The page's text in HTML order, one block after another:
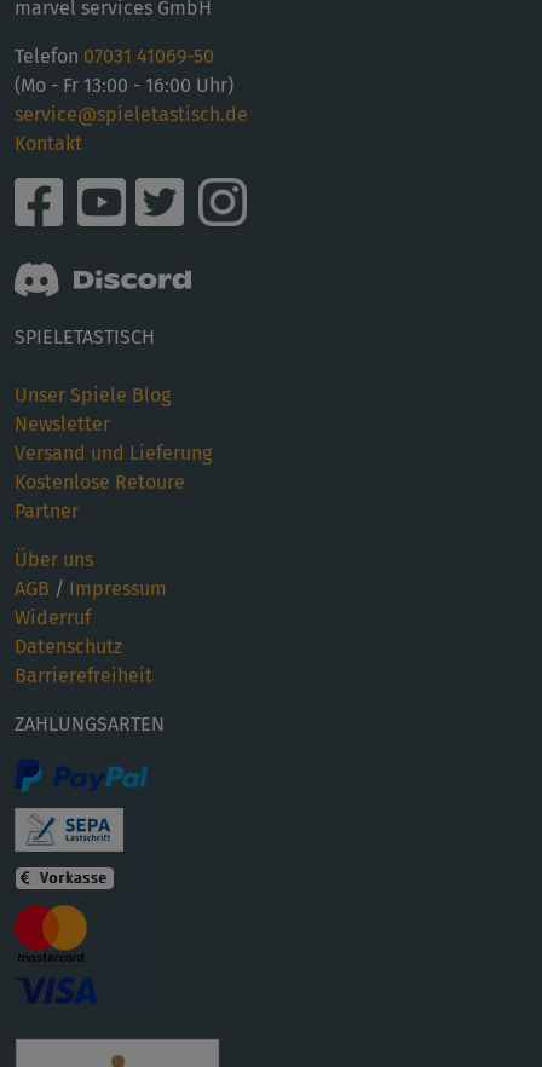
marvel services GmbH
Telefon 07031 41069-50
(Mo - Fr 13:00 - 16:00 Uhr)
service@spieletastisch.de
Kontakt
SPIELETASTISCH
Unser Spiele Blog
Newsletter
Versand und Lieferung
Kostenlose Retoure
Partner
Über uns
AGB / Impressum
Widerruf
Datenschutz
Barrierefreiheit
ZAHLUNGSARTEN